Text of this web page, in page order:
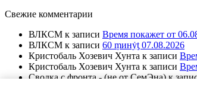
Свежие комментарии
ВЛКСМ к записи Время покажет от
ВЛКСМ к записи 60 ṃинẏƫ 07.08.2026
Кристобаль Хозевич Хунта к записи
Кристобаль Хозевич Хунта к записи
Сводка с фронта - (не от СемЭна)к